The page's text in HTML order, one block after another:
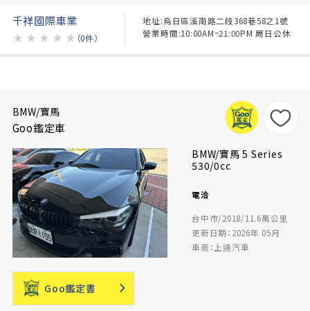
千祥國際車業
★ ★ ★ ★ ★ （0件）
地址:烏日區溪南路二段368巷58之1號
營業時間:10:00AM~21:00PM 周日公休
BMW/寶馬
Goo鑑定車
BMW/寶馬 5 Series
530/0cc
電洽
台中市/2018/11.6萬公里
更新日期：2026年 05月
車商：上達汽車
Goo鑑定書